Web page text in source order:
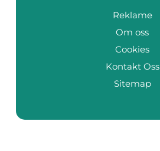
Reklame
Om oss
Cookies
Kontakt Oss
Sitemap